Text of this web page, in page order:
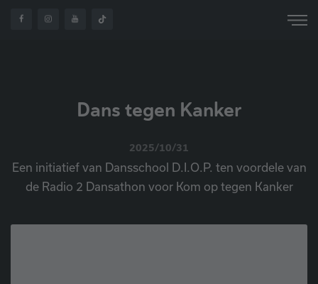
HOME OVER
Dans tegen Kanker
2025/10/31
Een initiatief van Dansschool D.I.O.P. ten voordele van
de Radio 2 Dansathon voor Kom op tegen Kanker